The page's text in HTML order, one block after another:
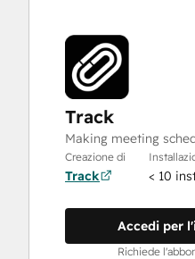
Track
Making meeting
Creazione di
Track < 10
Accedi per
Richiede